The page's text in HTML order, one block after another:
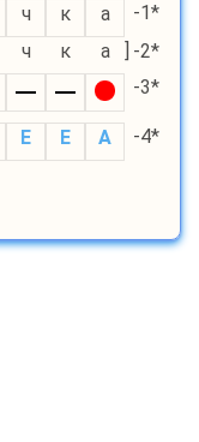
ч к а
-1*
ч к а ] -2*
-3*
E E A
-4*